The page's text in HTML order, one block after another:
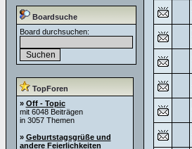
Boardsuche
Board durchsuchen:
TopForen
» Off - Topic
mit 6048 Beiträgen
in 3057 Themen
» Geburtstagsgrüße und
andere Feierlichkeiten